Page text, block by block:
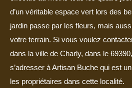
d’un véritable espace vert lors des
jardin passe par les fleurs, mais
votre terrain. Si vous voulez
dans la ville de Charly, dans le
s’adresser à Artisan Buche qui est
les propriétaires dans cette localité.